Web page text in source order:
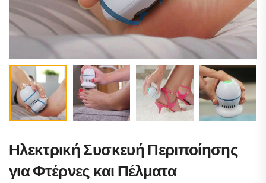
Ηλεκτρική Συσκευή Περιποίησης
για Φτέρνες και Πέλματα